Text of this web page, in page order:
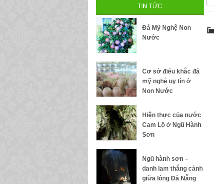
TIN TỨC
Đá Mỹ Nghệ Non
Nước
Cơ sở điêu khắc đá
mỹ nghệ uy tín ở
Non Nước
Hiện thực của nước
Cam Lồ ở Ngũ Hành
Sơn
Ngũ hành sơn –
danh lam thắng cảnh
giữa lòng Đà Nẵng